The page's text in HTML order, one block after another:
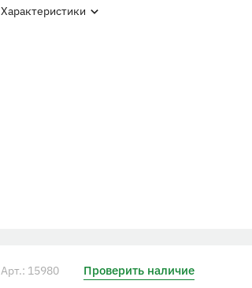
Характеристики
Арт.: 15980 Проверить наличие